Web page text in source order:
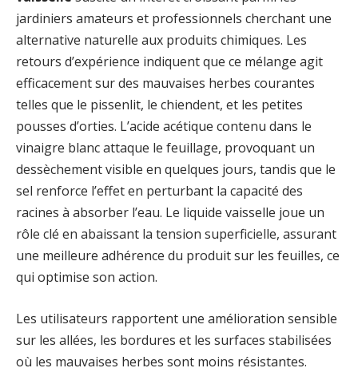
jardiniers amateurs et professionnels cherchant une
alternative naturelle aux produits chimiques. Les
retours d’expérience indiquent que ce mélange agit
efficacement sur des mauvaises herbes courantes
telles que le pissenlit, le chiendent, et les petites
pousses d’orties. L’acide acétique contenu dans le
vinaigre blanc attaque le feuillage, provoquant un
dessèchement visible en quelques jours, tandis que le
sel renforce l’effet en perturbant la capacité des
racines à absorber l’eau. Le liquide vaisselle joue un
rôle clé en abaissant la tension superficielle, assurant
une meilleure adhérence du produit sur les feuilles, ce
qui optimise son action.
Les utilisateurs rapportent une amélioration sensible
sur les allées, les bordures et les surfaces stabilisées
où les mauvaises herbes sont moins résistantes.